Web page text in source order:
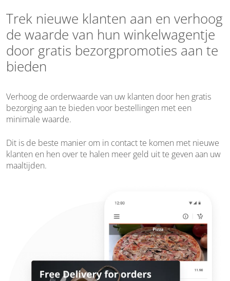
Trek nieuwe klanten aan en verhoog
de waarde van hun winkelwagentje
door gratis bezorgpromoties aan te
bieden
Verhoog de orderwaarde van uw klanten door hen gratis
bezorging aan te bieden voor bestellingen met een
minimale waarde.
Dit is de beste manier om in contact te komen met nieuwe
klanten en hen over te halen meer geld uit te geven aan uw
maaltijden.